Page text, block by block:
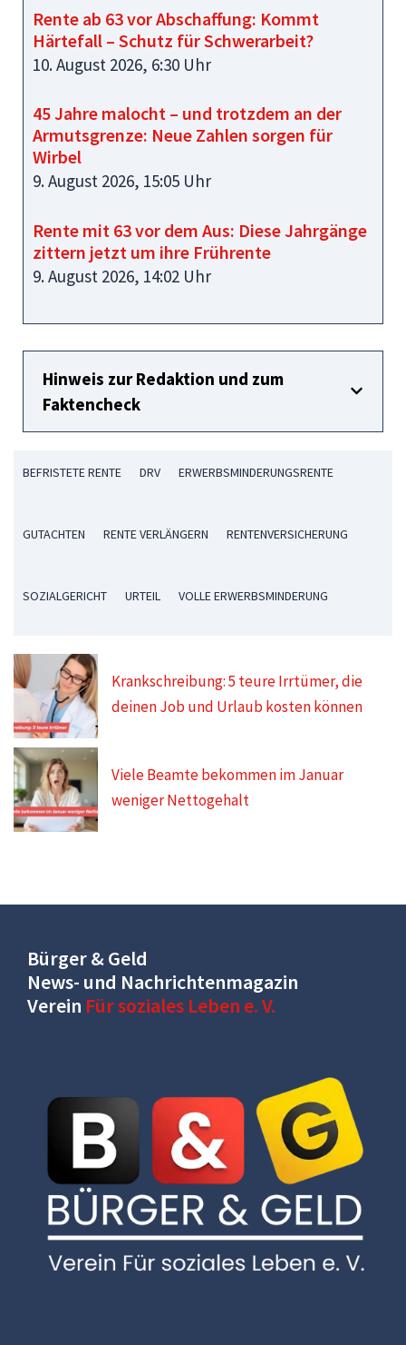
Rente ab 63 vor Abschaffung: Kommt
Härtefall – Schutz für Schwerarbeit?
10. August 2026, 6:30 Uhr
45 Jahre malocht – und trotzdem an der
Armutsgrenze: Neue Zahlen sorgen für
Wirbel
9. August 2026, 15:05 Uhr
Rente mit 63 vor dem Aus: Diese Jahrgänge
zittern jetzt um ihre Frührente
9. August 2026, 14:02 Uhr
Hinweis zur Redaktion und zum
Faktencheck
BEFRISTETE RENTE DRV ERWERBSMINDERUNGSRENTE
GUTACHTEN RENTE VERLÄNGERN RENTENVERSICHERUNG
SOZIALGERICHT URTEIL VOLLE ERWERBSMINDERUNG
Krankschreibung: 5 teure Irrtümer, die
deinen Job und Urlaub kosten können
Viele Beamte bekommen im Januar
weniger Nettogehalt
Bürger & Geld
News- und Nachrichtenmagazin
Verein Für soziales Leben e. V.